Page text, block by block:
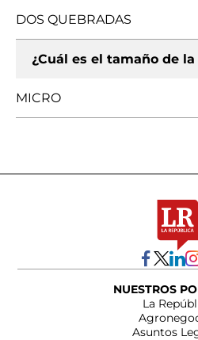
DOS QUEBRADAS
¿Cuál es el tamaño de
MICRO
NUESTROS
La
Asuntos